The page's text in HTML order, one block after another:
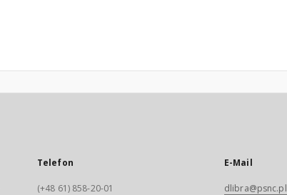
Telefon
(+48 61) 858-20-01
E-Mail
dlibra@psnc.pl